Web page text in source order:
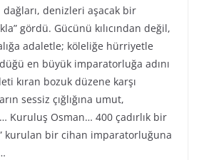
denizleri aşacak bir
gördü. Gücünü kılıcından değil,
adaletle; köleliğe hürriyetle
en büyük imparatorluğa adını
kıran bozuk düzene karşı
sessiz çığlığına umut,
Kuruluş Osman… 400 çadırlık bir
kurulan bir cihan imparatorluğuna